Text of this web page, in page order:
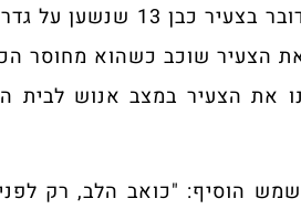
הצעיר שוכב כשהוא מחוסר
את הצעיר במצב אנוש
הוסיף: "כואב הלב, רק